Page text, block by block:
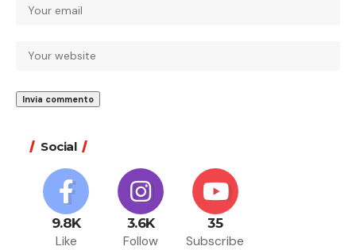
Social
9.8K
Like
3.6K
Follow
35
Subscribe